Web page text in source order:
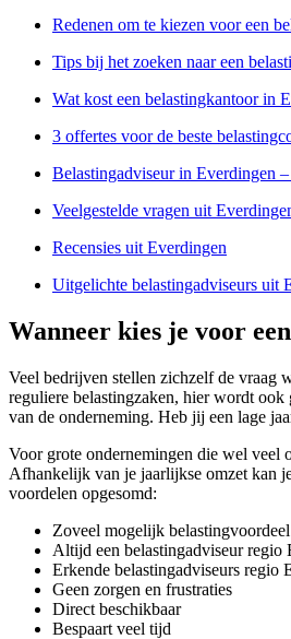
Redenen om te kiezen voor een
Tips bij het zoeken naar een
Wat kost een belastingkantoor in
3 offertes voor de beste
Belastingadviseur in Everdingen
Veelgestelde vragen uit
Recensies uit Everdingen
Uitgelichte belastingadviseurs uit
Wanneer kies je voor
Veel bedrijven stellen zichzelf de vraag
reguliere belastingzaken, hier wordt
van de onderneming. Heb jij een lage
Voor grote ondernemingen die wel veel
Afhankelijk van je jaarlijkse omzet kan
voordelen opgesomd:
Zoveel mogelijk
Altijd een belastingadviseur regio
Erkende belastingadviseurs regio
Geen zorgen en frustraties
Direct beschikbaar
Bespaart veel tijd